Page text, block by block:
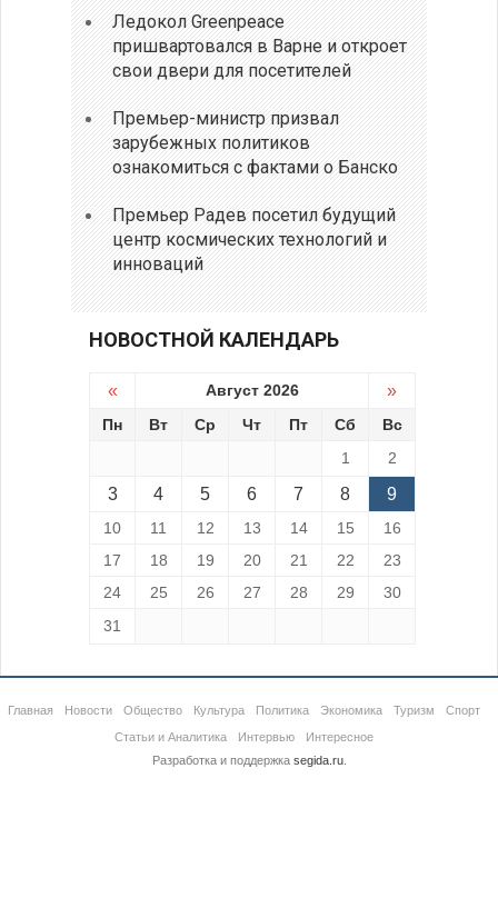
Ледокол Greenpeace
пришвартовался в Варне и откроет
свои двери для посетителей
Премьер-министр призвал
зарубежных политиков
ознакомиться с фактами о Банско
Премьер Радев посетил будущий
центр космических технологий и
инноваций
НОВОСТНОЙ КАЛЕНДАРЬ
« Август 2026 »
Пн Вт Ср Чт Пт Сб
Вс
1
2
3 4 5 6 7 8 9
10 11 12 13 14 15
16
17
18 19 20 21 22
23
24
25 26 27 28 29
30
31
Главная Новости Общество Культура Политика Экономика Туризм
Спорт
Статьи и Аналитика
Интервью
Интересное
Разработка и поддержка segida.ru.